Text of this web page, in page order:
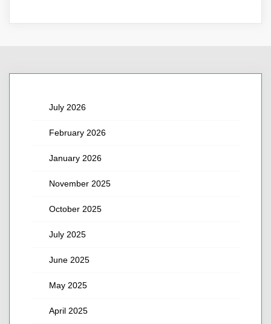
July 2026
February 2026
January 2026
November 2025
October 2025
July 2025
June 2025
May 2025
April 2025